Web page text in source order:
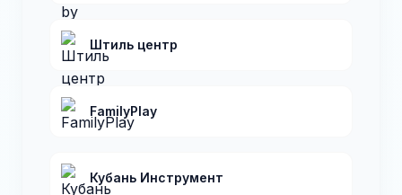
Штиль центр
FamilyPlay
Кубань Инструмент